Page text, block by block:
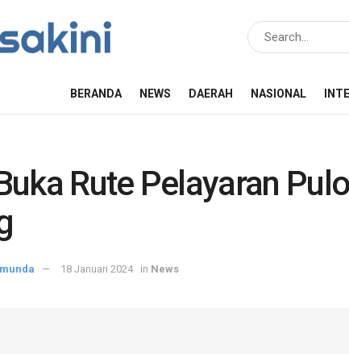
BERANDA NEWS DAERAH NASIONAL
Rute Pelayaran
18 Januari 2024 in News